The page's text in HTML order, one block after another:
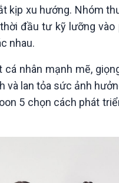
kịp xu hướng. Nhóm
đầu tư kỹ lưỡng
nhau.
nhân mạnh mẽ,
lan tỏa sức ảnh
5 chọn cách phát